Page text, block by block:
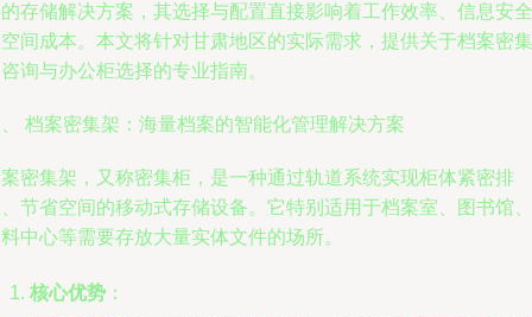
存储解决方案，其选择与配置直接影响着工作效率、信息安全
间成本。本文将针对甘肃地区的实际需求，提供关于档案密集
询与办公柜选择的专业指南。
档案密集架：海量档案的智能化管理解决方案
密集架，又称密集柜，是一种通过轨道系统实现柜体紧密排
节省空间的移动式存储设备。它特别适用于档案室、图书馆、
中心等需要存放大量实体文件的场所。
核心优势 ：